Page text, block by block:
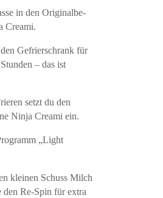
in den Ori­gi­nal­be­
Creami.
Gefrier­schrank für
– das ist
setzt du den
Nin­ja Cre­a­mi ein.
„Light
klei­nen Schuss Milch
den Re-Spin für extra